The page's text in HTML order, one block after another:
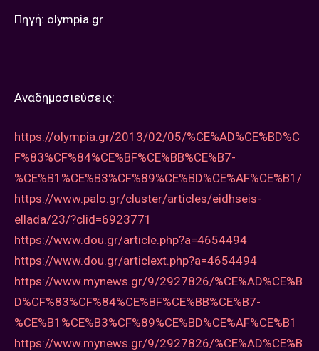
Πηγή: olympia.gr
Aναδημοσιεύσεις:
https://olympia.gr/2013/02/05/%CE%AD%CE%BD%C
F%83%CF%84%CE%BF%CE%BB%CE%B7-
%CE%B1%CE%B3%CF%89%CE%BD%CE%AF%CE%B1/
https://www.palo.gr/cluster/articles/eidhseis-
ellada/23/?clid=6923771
https://www.dou.gr/article.php?a=4654494
https://www.dou.gr/articlext.php?a=4654494
https://www.mynews.gr/9/2927826/%CE%AD%CE%B
D%CF%83%CF%84%CE%BF%CE%BB%CE%B7-
%CE%B1%CE%B3%CF%89%CE%BD%CE%AF%CE%B1
https://www.mynews.gr/9/2927826/%CE%AD%CE%B